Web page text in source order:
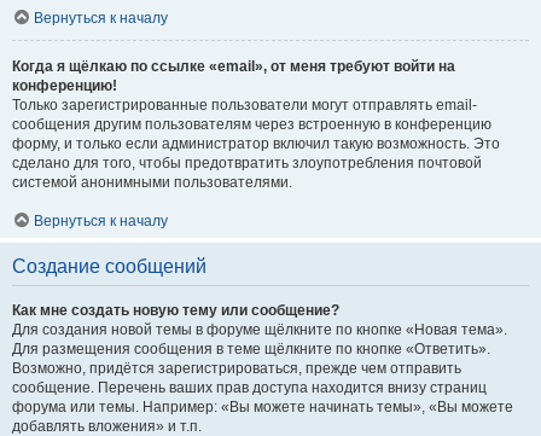
Вернуться к началу
Когда я щёлкаю по ссылке «email», от меня требуют войти на
конференцию!
Только зарегистрированные пользователи могут отправлять email-
сообщения другим пользователям через встроенную в конференцию
форму, и только если администратор включил такую возможность. Это
сделано для того, чтобы предотвратить злоупотребления почтовой
системой анонимными пользователями.
Вернуться к началу
Создание сообщений
Как мне создать новую тему или сообщение?
Для создания новой темы в форуме щёлкните по кнопке «Новая тема».
Для размещения сообщения в теме щёлкните по кнопке «Ответить».
Возможно, придётся зарегистрироваться, прежде чем отправить
сообщение. Перечень ваших прав доступа находится внизу страниц
форума или темы. Например: «Вы можете начинать темы», «Вы можете
добавлять вложения» и т.п.